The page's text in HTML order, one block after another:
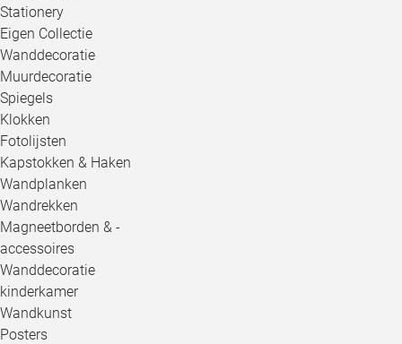
Stationery
Eigen Collectie
Wanddecoratie
Muurdecoratie
Spiegels
Klokken
Fotolijsten
Kapstokken & Haken
Wandplanken
Wandrekken
Magneetborden & -
accessoires
Wanddecoratie
kinderkamer
Wandkunst
Posters